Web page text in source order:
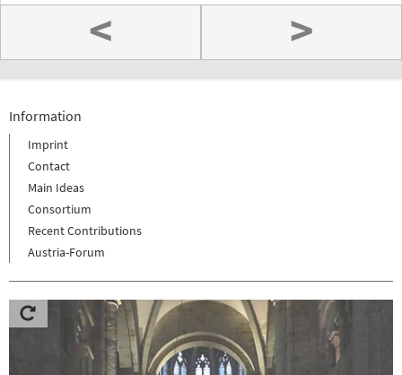
< >
Information
Imprint
Contact
Main Ideas
Consortium
Recent Contributions
Austria-Forum